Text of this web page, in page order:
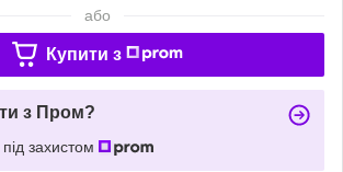
або
Купити з
з Пром?
захистом